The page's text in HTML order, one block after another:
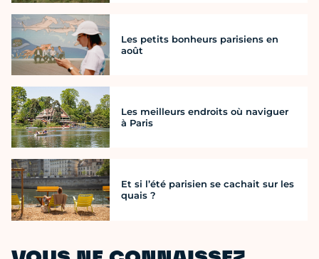
Les petits bonheurs parisiens en
août
Les meilleurs endroits où naviguer
à Paris
Et si l’été parisien se cachait sur les
quais ?